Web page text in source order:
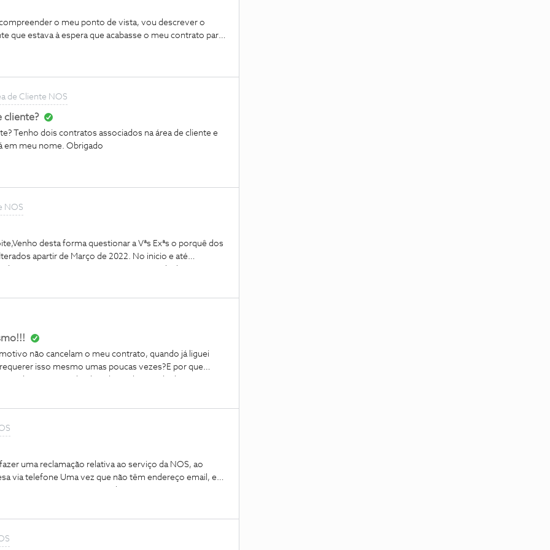
o meu ponto de vista, vou descrever o
que estava à espera que acabasse o meu contrato para
Fibra com a Internet 500mb, 3 cartões móveis 2gb
4.04- a realidade demonstrou o contrário. Com a
- vai a baixo muitas vezes e por momentos não
já veio um técnico verificar a minha instalação.
das minhas queixas - fez uma medição da velocidade
100mb (para os 500mb, va
de Cliente NOS
cliente?
Tenho dois contratos associados na área de cliente e
em meu nome. Obrigado
NOS
desta forma questionar a Vªs Exªs o porquê dos
apartir de Março de 2022. No inicio e até
não cancelam o meu contrato, quando já liguei
isso mesmo umas poucas vezes?E por que
tenho que aguardar dois dias pela SMS de desativação
a enviar emails de faturas?Gostava de ver esta
uma reclamação relativa ao serviço da NOS, ao
via telefone Uma vez que não têm endereço email, e
serviços. Em primeiro lugar gostaria como
de ir presencialmente aos vossos serviços. Contrato
rooter. Informaram que ia receber um contrato, via